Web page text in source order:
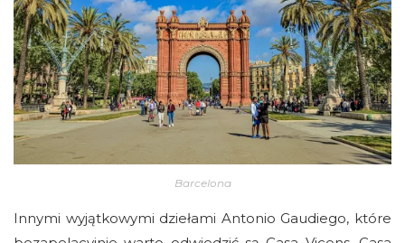
Barcelona
Innymi wyjątkowymi dziełami Antonio Gaudiego, które